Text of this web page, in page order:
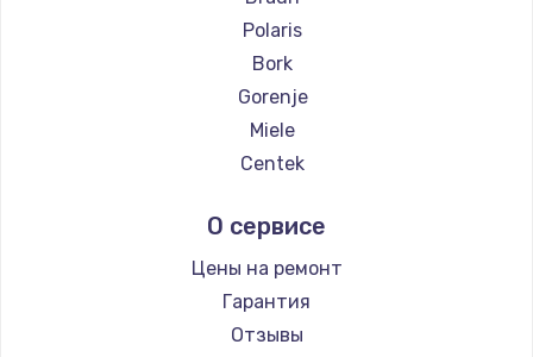
Polaris
Bork
Gorenje
Miele
Centek
Hotpoint Ariston
DELTA
Chayka
Beko
О сервисе
Цены на ремонт
Гарантия
Отзывы